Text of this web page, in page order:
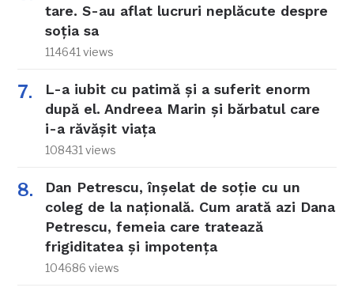
tare. S-au aflat lucruri neplăcute despre
soția sa
114641 views
L-a iubit cu patimă și a suferit enorm
după el. Andreea Marin și bărbatul care
i-a răvășit viața
108431 views
Dan Petrescu, înșelat de soție cu un
coleg de la națională. Cum arată azi Dana
Petrescu, femeia care tratează
frigiditatea și impotența
104686 views